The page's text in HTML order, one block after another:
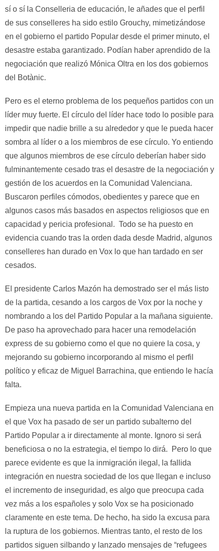
sí o sí la Conselleria de educación, le añades que el perfil
de sus conselleres ha sido estilo Grouchy, mimetizándose
en el gobierno el partido Popular desde el primer minuto, el
desastre estaba garantizado. Podían haber aprendido de la
negociación que realizó Mónica Oltra en los dos gobiernos
del Botànic.
Pero es el eterno problema de los pequeños partidos con un
líder muy fuerte. El círculo del líder hace todo lo posible para
impedir que nadie brille a su alrededor y que le pueda hacer
sombra al líder o a los miembros de ese círculo. Yo entiendo
que algunos miembros de ese círculo deberían haber sido
fulminantemente cesado tras el desastre de la negociación y
gestión de los acuerdos en la Comunidad Valenciana.
Buscaron perfiles cómodos, obedientes y parece que en
algunos casos más basados en aspectos religiosos que en
capacidad y pericia profesional. Todo se ha puesto en
evidencia cuando tras la orden dada desde Madrid, algunos
conselleres han durado en Vox lo que han tardado en ser
cesados.
El presidente Carlos Mazón ha demostrado ser el más listo
de la partida, cesando a los cargos de Vox por la noche y
nombrando a los del Partido Popular a la mañana siguiente.
De paso ha aprovechado para hacer una remodelación
express de su gobierno como el que no quiere la cosa, y
mejorando su gobierno incorporando al mismo el perfil
político y eficaz de Miguel Barrachina, que entiendo le hacía
falta.
Empieza una nueva partida en la Comunidad Valenciana en
el que Vox ha pasado de ser un partido subalterno del
Partido Popular a ir directamente al monte. Ignoro si será
beneficiosa o no la estrategia, el tiempo lo dirá. Pero lo que
parece evidente es que la inmigración ilegal, la fallida
integración en nuestra sociedad de los que llegan e incluso
el incremento de inseguridad, es algo que preocupa cada
vez más a los españoles y solo Vox se ha posicionado
claramente en este tema. De hecho, ha sido la excusa para
la ruptura de los gobiernos. Mientras tanto, el resto de los
partidos siguen silbando y lanzado mensajes de “refugees